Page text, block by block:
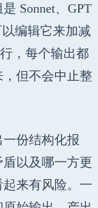
Sonnet、GPT
编辑它来加减
，每个输出都
但不会中止整
份结构化报
以及哪一方更
来有风险。一